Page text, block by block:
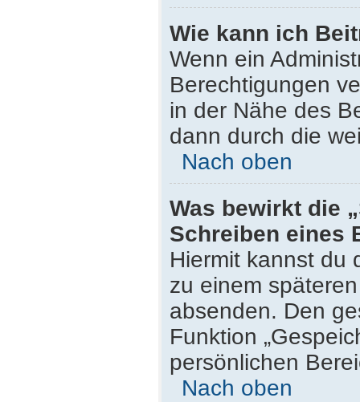
Wie kann ich
Wenn ein
Berechtigungen
in der Nähe des
dann durch die
Nach oben
Was bewirkt die
Schreiben eines
Hiermit kannst du
zu einem
absenden. Den
Funktion
persönlichen
Nach oben